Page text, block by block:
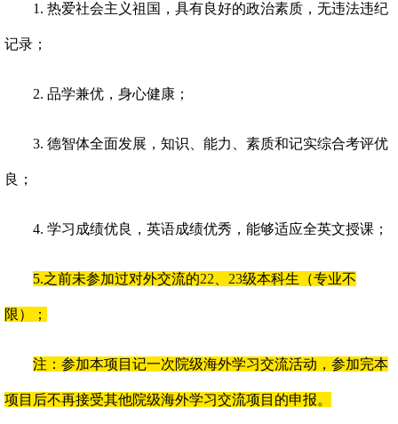
1. 热爱社会主义祖国，具有良好的政治素质，无违法违纪
记录；
2. 品学兼优，身心健康；
3. 德智体全面发展，知识、能力、素质和记实综合考评优
良；
4. 学习成绩优良，英语成绩优秀，能够适应全英文授课；
5.之前未参加过对外交流的22 23级本科生（专业不
限）；
注：参加本项目记一次院级海外学习交流活动，参加完本
项目后不再接受其他院级海外学习交流项目的申报。